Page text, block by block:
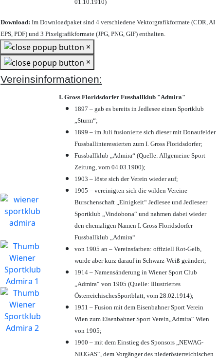
01.10.1910)
Download: Im Downloadpaket sind 4 verschiedene Vektorgrafikformate (CDR, AI
EPS, PDF) und 3 Pixelgrafikformate (JPG, PNG, GIF) enthalten.
×
×
Vereinsinformationen:
I. Gross Floridsdorfer Fussballklub "Admira"
1897 – gab es bereits in Jedlesee einen Sportklub
„Sturm“;
1899 – im Juli fusionierte sich dieser mit Donaufelder
Fussballinteressierten zum I. Gross Floridsdorfer;
Fussballklub „Admira“ (Quelle: Allgemeine Sport
Zeitung, vom 04.03.1900);
1903 – löste sich der Verein wieder auf;
1905 – vereinigten sich die wilden Vereine
Burschenschaft „Einigkeit“ Jedlesee und Jedleseer
Sportklub „Vindobona“ und nahmen dabei wieder
den ehemaligen Namen I. Gross Floridsdorfer
Fussballklub „Admira“
von 1905 an – Vereinsfarben: offiziell Rot-Gelb,
wurde aber kurz darauf in Schwarz-Weiß geändert;
1914 – Namensänderung in Wiener Sport Club
„Admira“ von 1905 (Quelle: Illustriertes
ÖsterreichischesSportblatt, vom 28.02.1914);
1951 – Fusion mit dem Eisenbahner Sport Verein
Wien zum Eisenbahner Sport Verein„Admira“ Wien
von 1905;
1960 – mit dem Einstieg des Sponsors „NEWAG-
NIOGAS“, dem Vorgänger des niederösterreichischen